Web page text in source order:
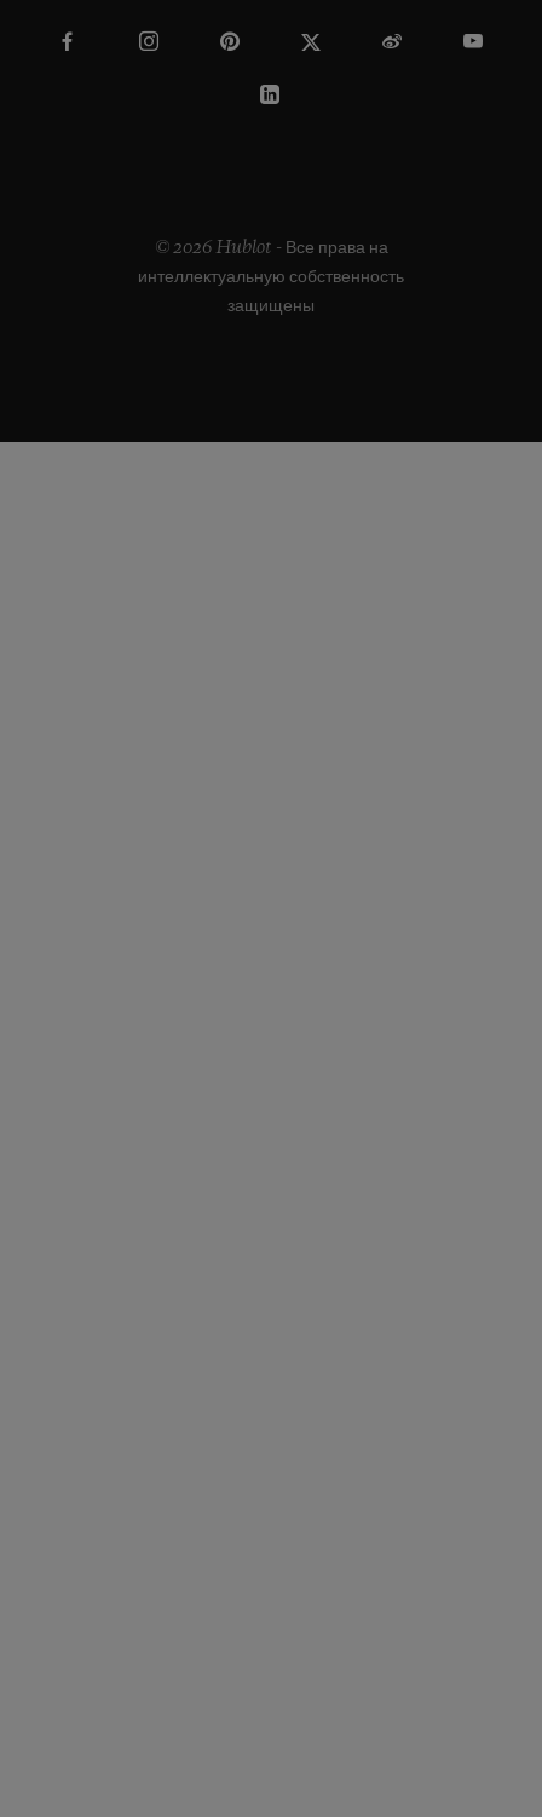
© 2026 Hublot - Все права на
интеллектуальную собственность
защищены